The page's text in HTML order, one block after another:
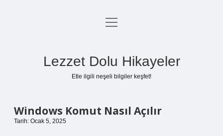
Anasayfa
menüyü
Lezzet Dolu Hikayeler
Etle ilgili neşeli bilgiler keşfet!
Windows Komut Nasıl Açılır
Tarih: Ocak 5, 2025